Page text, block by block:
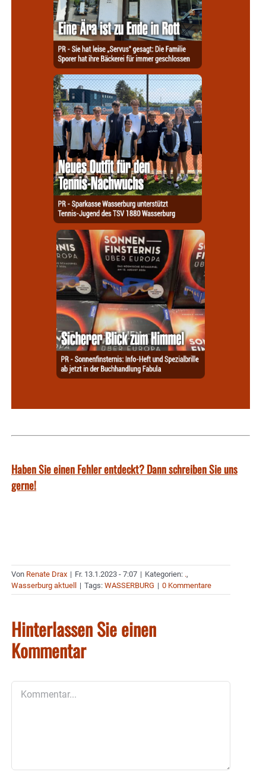
Haben Sie einen Fehler entdeckt? Dann schreiben Sie uns
gerne!
Von Renate Drax | Fr. 13.1.2023 - 7:07 | Kategorien: .,
Wasserburg aktuell
| Tags: WASSERBURG | 0 Kommentare
Hinterlassen Sie einen
Kommentar